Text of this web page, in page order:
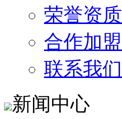
荣誉资质
合作加盟
联系我们
新闻中心